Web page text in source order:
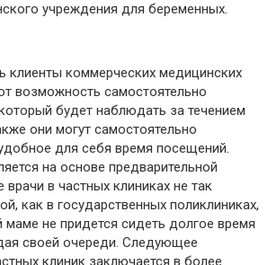
учреждения для беременных.
клиенты коммерческих медицинских
возможность самостоятельно
будет наблюдать за течением
они могут самостоятельно
для себя время посещений.
на основе предварительной
врачи в частных клиниках не так
как в государственных поликлиниках,
не придется сидеть долгое время
своей очереди. Следующее
клиник заключается в более